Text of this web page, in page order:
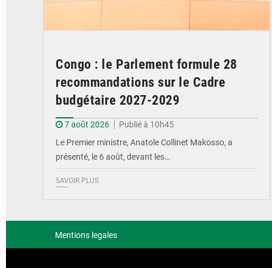
Congo : le Parlement formule 28
recommandations sur le Cadre
budgétaire 2027-2029
7 août 2026
Publié à 10h45
Le Premier ministre, Anatole Collinet Makosso, a
présenté, le 6 août, devant les…
SAVOIR PLUS
Mentions legales